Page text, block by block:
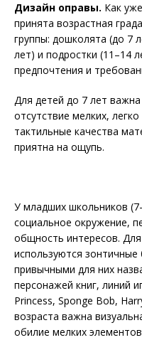
Дизайн оправы. Как
принята возрастная
группы: дошколята (до 7
лет) и подростки (11–14
предпочтения и
Для детей до 7 лет
отсутствие мелких,
тактильные качества
приятна на ощупь.
У младших школьников
социальное окружение,
общность интересов.
используются
привычными для них
персонажей книг, линий
Princess, Sponge Bob,
возраста важна
обилие мелких